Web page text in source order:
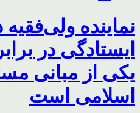
نماینده
ایستادگی در
یکی از مبانی
اسلامی است